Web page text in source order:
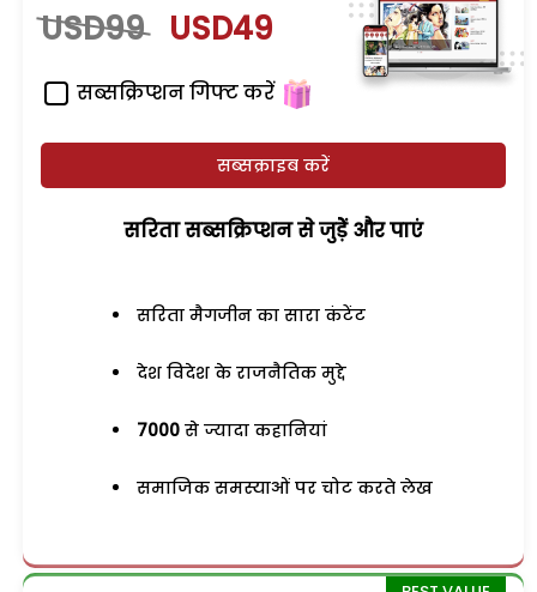
USD99 USD49
सब्सक्रिप्शन गिफ्ट करें
सब्सक्राइब करें
सरिता सब्सक्रिप्शन से जुड़ेें और पाएं
सरिता मैगजीन का सारा कंटेंट
देश विदेश के राजनैतिक मुद्दे
7000 से ज्यादा कहानियां
समाजिक समस्याओं पर चोट करते लेख